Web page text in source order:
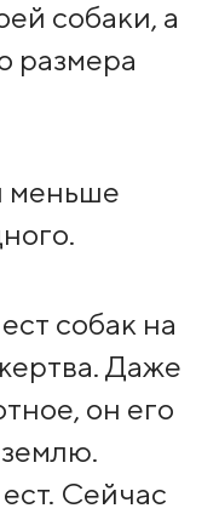
собаки, а
размера
меньше
собак на
Даже
он его
землю.
Сейчас